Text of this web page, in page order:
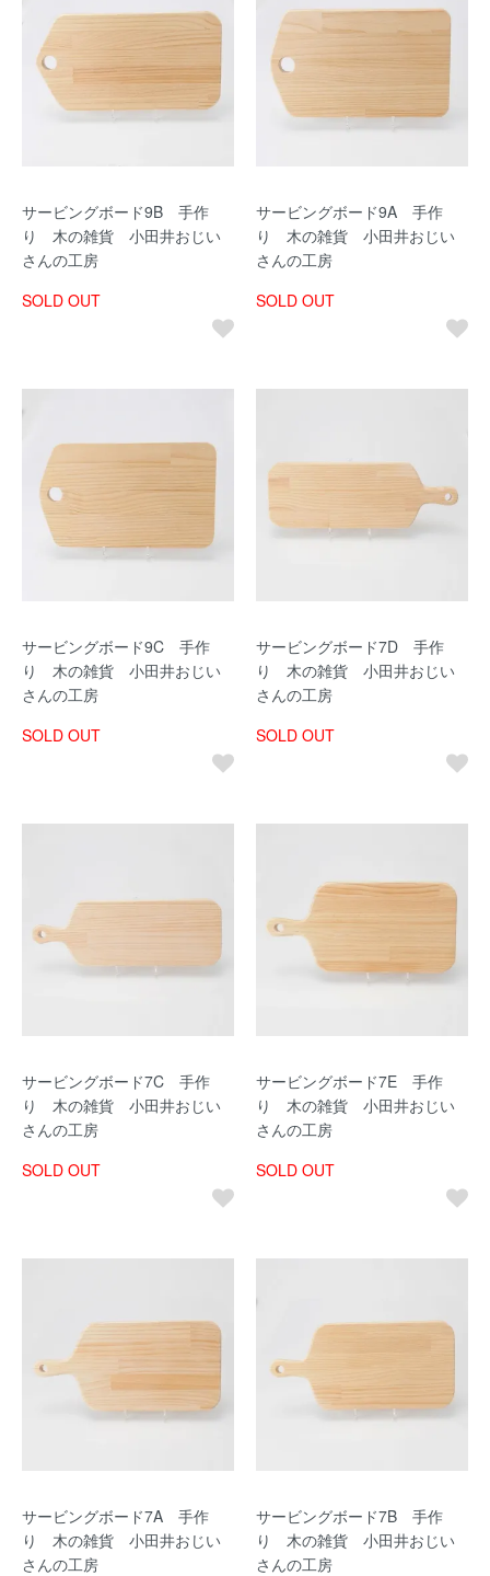
サービングボード9B 手作
り 木の雑貨 小田井おじい
さんの工房
SOLD OUT
サービングボード9A 手作
り 木の雑貨 小田井おじい
さんの工房
SOLD OUT
サービングボード9C 手作
り 木の雑貨 小田井おじい
さんの工房
SOLD OUT
サービングボード7D 手作
り 木の雑貨 小田井おじい
さんの工房
SOLD OUT
サービングボード7C 手作
り 木の雑貨 小田井おじい
さんの工房
SOLD OUT
サービングボード7E 手作
り 木の雑貨 小田井おじい
さんの工房
SOLD OUT
サービングボード7A 手作
り 木の雑貨 小田井おじい
さんの工房
サービングボード7B 手作
り 木の雑貨 小田井おじい
さんの工房